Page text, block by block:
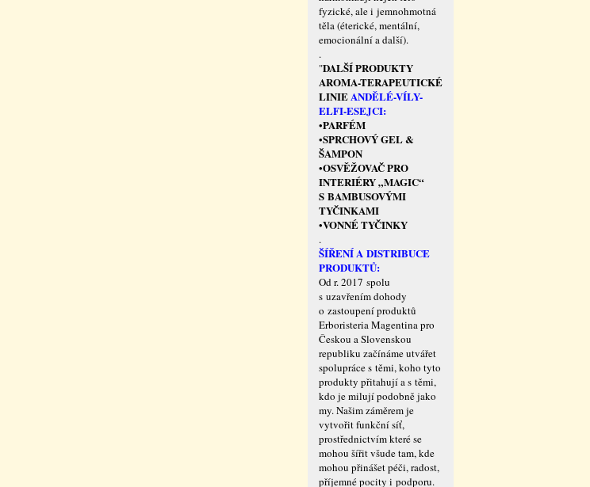
fyzické, ale i jemnohmotná
těla (éterické, mentální,
emocionální a další).
.
"DALŠÍ PRODUKTY
AROMA-TERAPEUTICKÉ
LINIEANDĚLÉ-VÍLY-
ELFI-ESEJCI:
•PARFÉM
•SPRCHOVÝ GEL &
ŠAMPON
•OSVĚŽOVAČ PRO
INTERIÉRY „MAGIC“
S BAMBUSOVÝMI
TYČINKAMI
•VONNÉ TYČINKY
.
ŠÍŘENÍ A DISTRIBUCE
PRODUKTŮ:
Od r. 2017 spolu
s uzavřením dohody
o zastoupení produktů
Erboristeria Magentina pro
Českou a Slovenskou
republiku začínáme utvářet
spolupráce s těmi, koho tyto
produkty přitahují a s těmi,
kdo je milují podobně jako
my. Našim záměrem je
vytvořit funkční síť,
prostřednictvím které se
mohou šířit všude tam, kde
mohou přinášet péči, radost,
příjemné pocity i podporu.